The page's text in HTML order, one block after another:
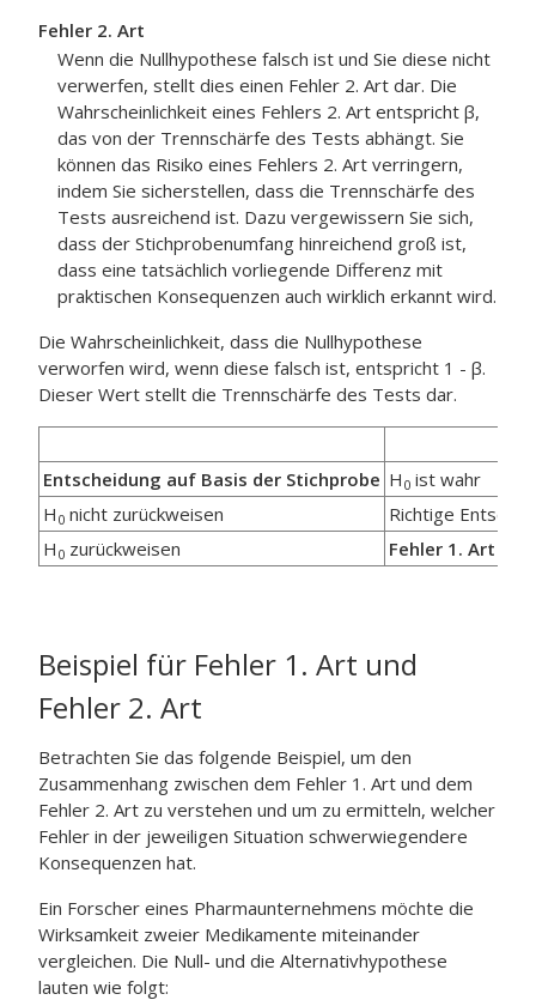
Fehler 2. Art
Wenn die Nullhypothese falsch ist und Sie diese nicht
verwerfen, stellt dies einen Fehler 2. Art dar. Die
Wahrscheinlichkeit eines Fehlers 2. Art entspricht β,
das von der Trennschärfe des Tests abhängt. Sie
können das Risiko eines Fehlers 2. Art verringern,
indem Sie sicherstellen, dass die Trennschärfe des
Tests ausreichend ist. Dazu vergewissern Sie sich,
dass der Stichprobenumfang hinreichend groß ist,
dass eine tatsächlich vorliegende Differenz mit
praktischen Konsequenzen auch wirklich erkannt wird.
Die Wahrscheinlichkeit, dass die Nullhypothese
verworfen wird, wenn diese falsch ist, entspricht 1 - β.
Dieser Wert stellt die Trennschärfe des Tests dar.
Entscheidung auf Basis der Stichprobe H 0 ist wahr
H 0 nicht zurückweisen
Richtige
H 0 zurückweisen Fehler 1. Art
Beispiel für Fehler 1. Art und
Fehler 2. Art
Betrachten Sie das folgende Beispiel, um den
Zusammenhang zwischen dem Fehler 1. Art und dem
Fehler 2. Art zu verstehen und um zu ermitteln, welcher
Fehler in der jeweiligen Situation schwerwiegendere
Konsequenzen hat.
Ein Forscher eines Pharmaunternehmens möchte die
Wirksamkeit zweier Medikamente miteinander
vergleichen. Die Null- und die Alternativhypothese
lauten wie folgt: